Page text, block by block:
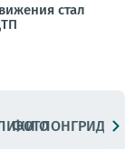
стал
ФОТОЛОНГРИДЫ